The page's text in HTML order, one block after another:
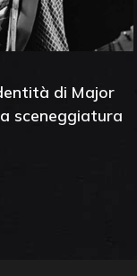
di Major
sceneggiatura